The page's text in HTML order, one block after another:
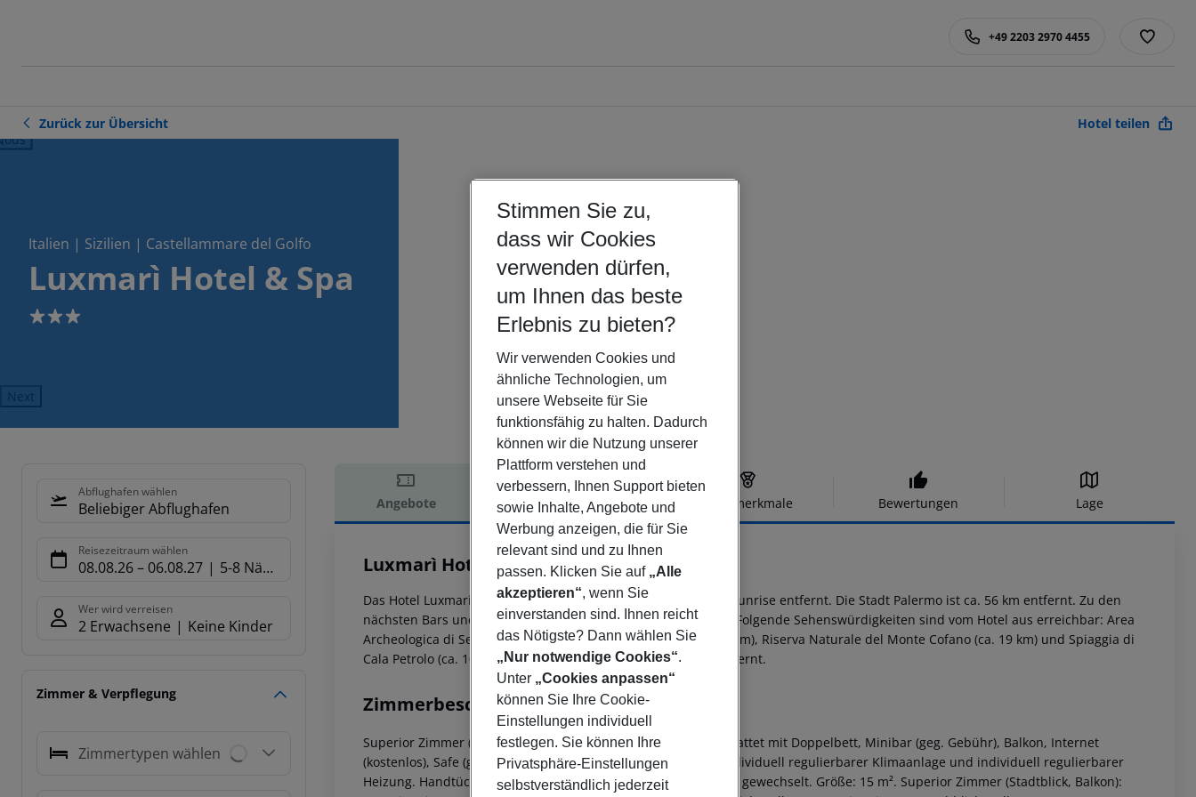
+49 2203 2970 4455
Zurück zur Übersicht Hotel teilen
Italien | Sizilien | Castellammare del Golfo
Luxmarì Hotel & Spa
3
Next
Abflughafen wählen
Beliebiger Abflughafen
Reisezeitraum wählen
08.08.26– 06.08.27 5-8 Nächte
Wer wird verreisen
2 Erwachsene Keine Kinder
Zimmer & Verpflegung
Zimmertypen wählen
Angebote Hotelbeschreibung Hotelmerkmale Bewertungen Lage
Hotelbeschreibung
Luxmarì Hotel & Spa
3
Das Hotel Luxmari Hotel & Spa liegt ca. 1 km vom Strand Lido Sunrise entfernt. Die Stadt Palermo ist ca. 56 km entfernt. Zu den
nächsten Bars und Restaurants gelangt man nach rund 50 m. Folgende Sehenswürdigkeiten sind vom Hotel aus erreichbar: Area
Archeologica di Segesta (ca. 10 km), Tempio di Segesta (ca. 10 km), Riserva Naturale del Monte Cofano (ca. 19 km) und Spiaggia di
Cala Petrolo (ca. 100 m). Der Flughafen (PMO) ist ca. 45 km entfernt.
Zimmerbeschreibung
Superior Zimmer (Stadtblick, Balkon): Die Zimmer sind ausgestattet mit Doppelbett, Minibar (geg. Gebühr), Balkon, Internet
(kostenlos), Safe (ggf. geg. Gebühr) und Flatscreen-TV sowie individuell regulierbarer Klimaanlage und individuell regulierbarer
Heizung. Handtücher werden gewechselt. Die Bettwäsche wird gewechselt. Größe: 15 m². Superior Zimmer (Stadtblick, Balkon):
Stimmen Sie zu,
dass wir Cookies
verwenden dürfen,
um Ihnen das beste
Erlebnis zu bieten?
Wir verwenden Cookies und
ähnliche Technologien, um
unsere Webseite für Sie
funktionsfähig zu halten. Dadurch
können wir die Nutzung unserer
Plattform verstehen und
verbessern, Ihnen Support bieten
sowie Inhalte, Angebote und
Werbung anzeigen, die für Sie
relevant sind und zu Ihnen
passen. Klicken Sie auf „Alle
akzeptieren“, wenn Sie
einverstanden sind. Ihnen reicht
das Nötigste? Dann wählen Sie
„Nur notwendige Cookies“.
Unter „Cookies anpassen“
können Sie Ihre Cookie-
Einstellungen individuell
festlegen. Sie können Ihre
Privatsphäre-Einstellungen
selbstverständlich jederzeit